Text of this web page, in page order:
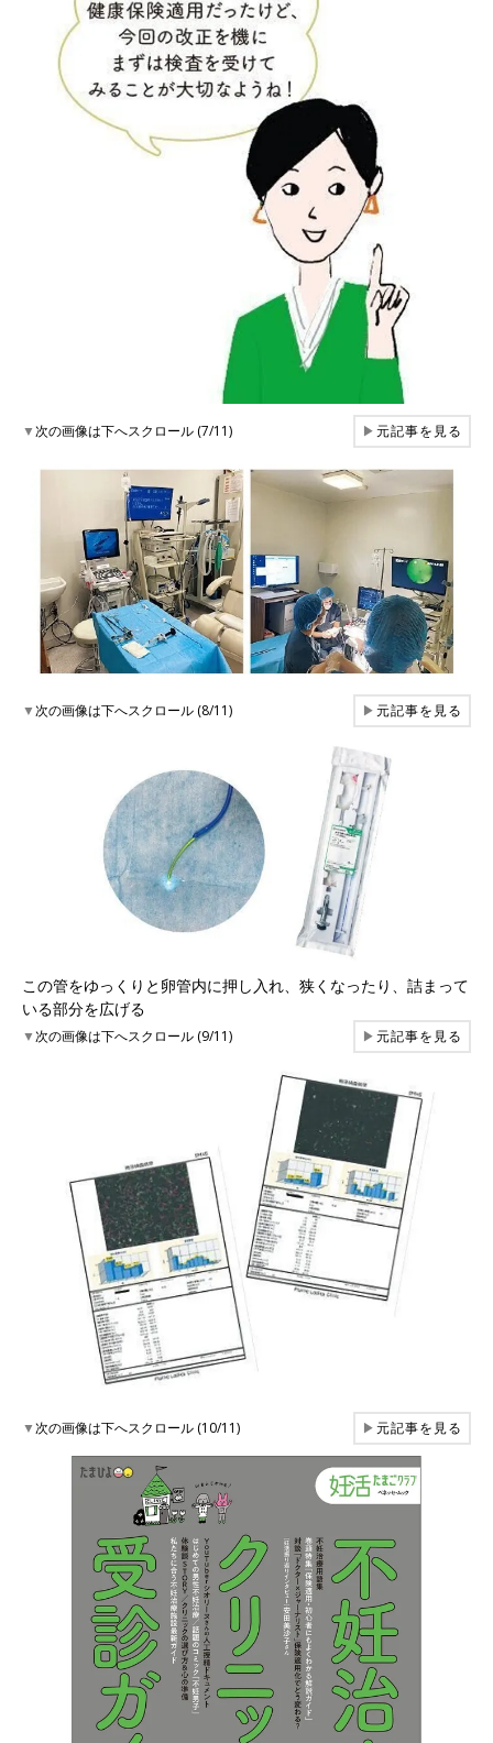
▼次の画像は下へスクロール (7/11) ▶元記事を見る
▼次の画像は下へスクロール (8/11) ▶元記事を見る
この管をゆっくりと卵管内に押し入れ、狭くなったり、詰まって
いる部分を広げる
▼次の画像は下へスクロール (9/11) ▶元記事を見る
▼次の画像は下へスクロール (10/11) ▶元記事を見る